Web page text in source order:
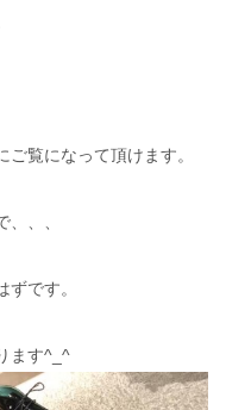
覧になって頂けます。
、、
です。
ます^_^